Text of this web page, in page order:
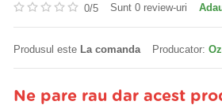
0/5 Sunt 0 review-uri
Produsul este La comanda Producator:
Ne pare rau dar acest